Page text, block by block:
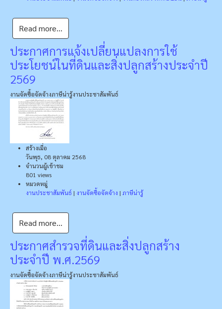
Read more...
ประกาศการแจ้งเปลี่ยนแปลงการใช้
ประโยชน์ในที่ดินและสิ่งปลูกสร้างประจำปี
2569
งานจัดซื้อจัดจ้างภาษีน่ารู้งานประชาสัมพันธ์
สร้างเมื่อ
วันพุธ, 08 ตุลาคม 2568
จำนวนผู้เข้าชม
801 views
หมวดหมู่
งานประชาสัมพันธ์ | งานจัดซื้อจัดจ้าง | ภาษีน่ารู้
Read more...
ประกาศสำรวจที่ดินและสิ่งปลูกสร้าง
ประจำปี พ.ศ.2569
งานจัดซื้อจัดจ้างภาษีน่ารู้งานประชาสัมพันธ์